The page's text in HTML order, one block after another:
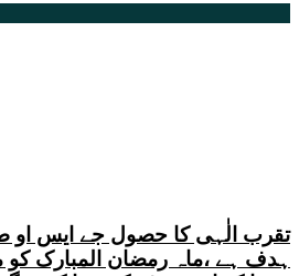
تقرب الٰہی کا حصول جے ایس او
ہدف ہے ،ماہ رمضان المبارک کو